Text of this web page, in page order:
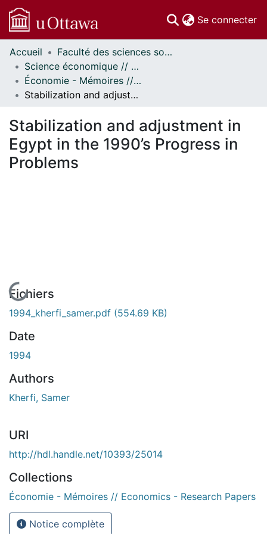
Se connecter
Communautés
et collections
Parcourir
Statistiques
À propos
Accueil
Faculté des sciences sociales // Faculty of Social Sciences
Science économique // Economics
Économie - Mémoires // Economics - Research Papers
Stabilization and adjustment in Egypt in the 1990’s Progress in Problems
Stabilization and adjustment in
Egypt in the 1990’s Progress in
Problems
En cours de chargement...
Fichiers
1994_kherfi_samer.pdf (554.69 KB)
Date
1994
Authors
Kherfi, Samer
URI
http://hdl.handle.net/10393/25014
Collections
Économie - Mémoires // Economics - Research Papers
Notice complète